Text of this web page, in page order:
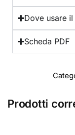
Dove usare
Scheda PDF
Prodotti